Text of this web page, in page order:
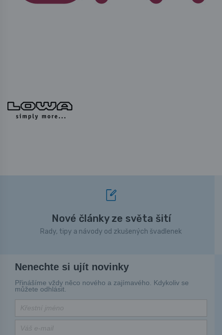
Nové články ze světa šití
Rady, tipy a návody od zkušených švadlenek
Nenechte si ujít novinky
Přinášíme vždy něco nového a zajímavého. Kdykoliv se
můžete odhlásit.